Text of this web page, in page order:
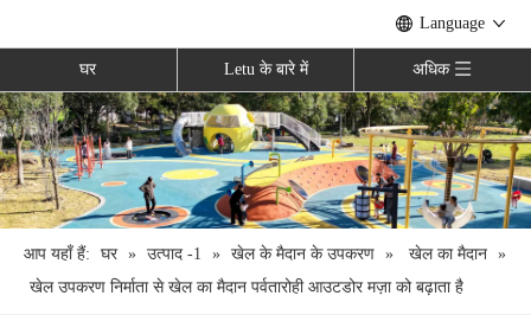
Language
घर Letu के बारे में अधिक
आप यहाँ हैं: घर » उत्पाद -1 » खेल के मैदान के उपकरण » खेल का मैदान »
खेल उपकरण निर्माता से खेल का मैदान पर्वतारोही आउटडोर मज़ा को बढ़ाता है